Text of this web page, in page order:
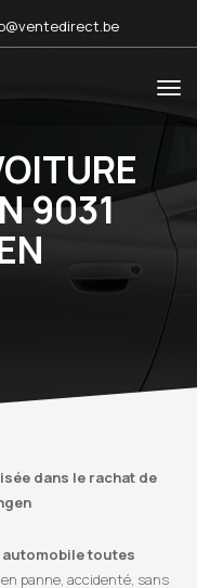
9031
dans le rachat de
toutes
panne, accidenté, sans